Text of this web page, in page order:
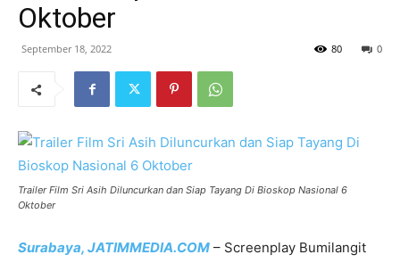
Oktober
September 18, 2022 0
80
Trailer Film Sri Asih Diluncurkan dan Siap Tayang Di Bioskop Nasional 6
Oktober
Surabaya, JATIMMEDIA.COM – Screenplay Bumilangit